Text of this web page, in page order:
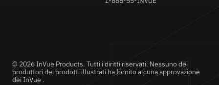
© 2026 InVue Products. Tutti i diritti riservati. Nessuno dei
produttori dei prodotti illustrati ha fornito alcuna approvazione
dei InVue .